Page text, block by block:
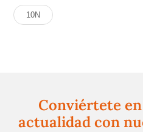
10N
Conviértete
actualidad con